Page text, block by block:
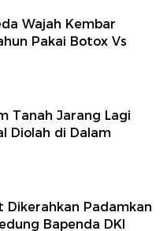
Wajah Kembar
Pakai Botox Vs
Tanah Jarang Lagi
Diolah di Dalam
Dikerahkan Padamkan
Bapenda DKI